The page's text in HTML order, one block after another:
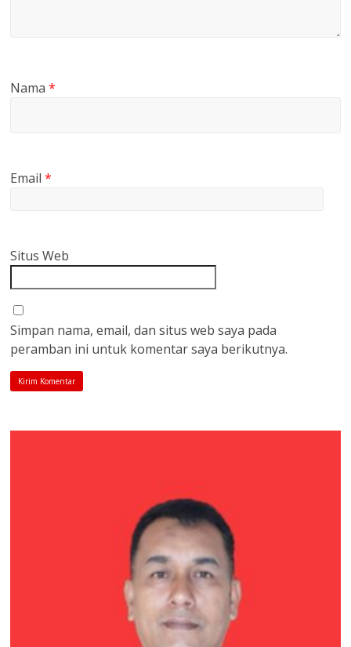
Nama*
Email*
Situs Web
Simpan nama, email, dan situs web saya pada
peramban ini untuk komentar saya berikutnya.